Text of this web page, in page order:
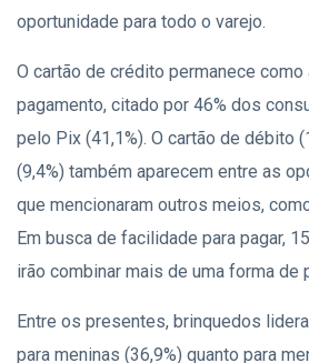
oportunidade para todo o varejo.
O cartão de crédito permanece
pagamento, citado por 46% dos
pelo Pix (41,1%). O cartão de débito
(9,4%) também aparecem entre as
que mencionaram outros meios,
Em busca de facilidade para pagar,
irão combinar mais de uma forma de
Entre os presentes, brinquedos
para meninas (36,9%) quanto para